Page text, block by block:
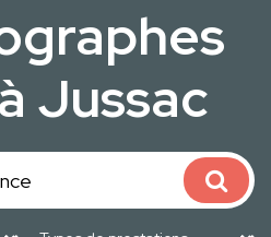
Jussac